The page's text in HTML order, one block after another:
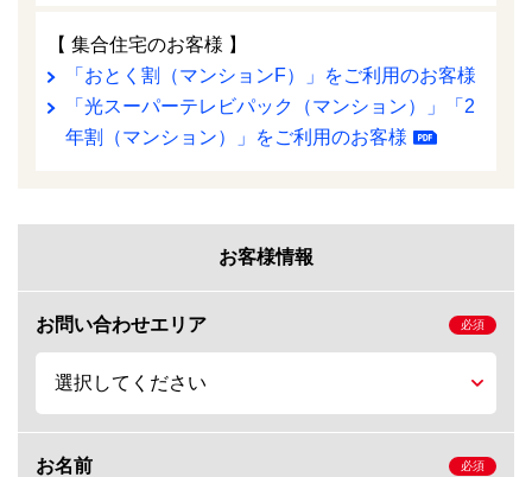
【 集合住宅のお客様 】
「おとく割（マンションF）」をご利用のお客様
「光スーパーテレビパック（マンション）」「2
年割（マンション）」をご利用のお客様
お客様情報
お問い合わせエリア
お名前